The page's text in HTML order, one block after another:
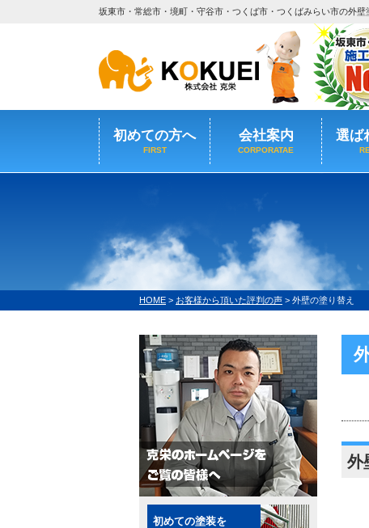
坂東市・常総市・境町・守谷市・つくば市・つくばみらい市の外
初めての方へ
FIRST
会社案内
CORPORATAE
選ば
HOME > お客様から頂いた評判の声 > 外壁の塗り替え
外
初めての塗装を